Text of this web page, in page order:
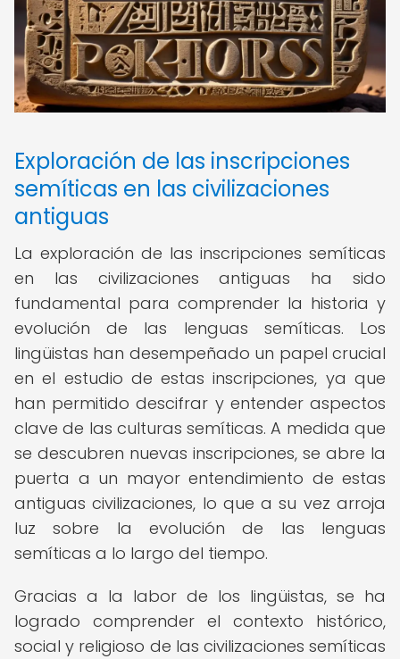
Exploración de las inscripciones
semíticas en las civilizaciones
antiguas
La exploración de las inscripciones semíticas
en las civilizaciones antiguas ha sido
fundamental para comprender la historia y
evolución de las lenguas semíticas. Los
lingüistas han desempeñado un papel crucial
en el estudio de estas inscripciones, ya que
han permitido descifrar y entender aspectos
clave de las culturas semíticas. A medida que
se descubren nuevas inscripciones, se abre la
puerta a un mayor entendimiento de estas
antiguas civilizaciones, lo que a su vez arroja
luz sobre la evolución de las lenguas
semíticas a lo largo del tiempo.
Gracias a la labor de los lingüistas, se ha
logrado comprender el contexto histórico,
social y religioso de las civilizaciones semíticas